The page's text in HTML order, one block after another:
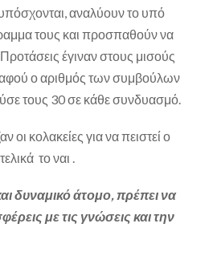
αναλύουν το υπό
τους και προσπαθούν να
έγιναν στους μισούς
ο αριθμός των συμβούλων
τους 30 σε κάθε συνδυασμό.
οι κολακείες για να πειστεί ο
το ναι .
δυναμικό άτομο, πρέπει να
με τις γνώσεις και την